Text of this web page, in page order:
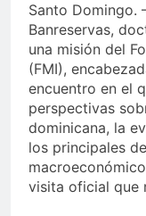
Santo Domingo.
Banreservas,
una misión del
(FMI),
encuentro en el
perspectivas
dominicana, la
los principales
visita oficial que